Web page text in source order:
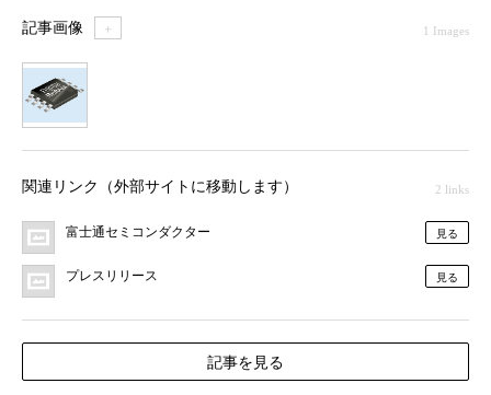
記事画像 ＋ 1 Images
関連リンク（外部サイトに移動します） 2 links
富士通セミコンダクター 見る
プレスリリース 見る
記事を見る